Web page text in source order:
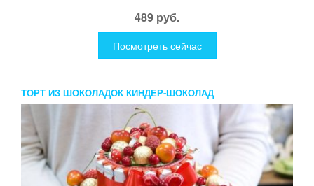
489 руб.
Посмотреть сейчас
ТОРТ ИЗ ШОКОЛАДОК КИНДЕР-ШОКОЛАД